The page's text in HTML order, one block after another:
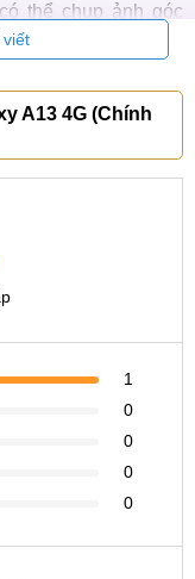
thể chụp ảnh góc
vụ chup ảnh đẹp
sắc sống động.
trên công nghệ
A13 4G (Chính
1
0
0
0
0